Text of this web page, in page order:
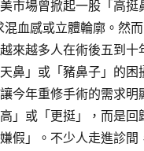
市場曾掀起一股「高
血感或立體輪廓。然
來越多人在術後五到
鼻」或「豬鼻子」的
今年重修手術的需求
」或「更挺」，而是
假」。不少人走進診